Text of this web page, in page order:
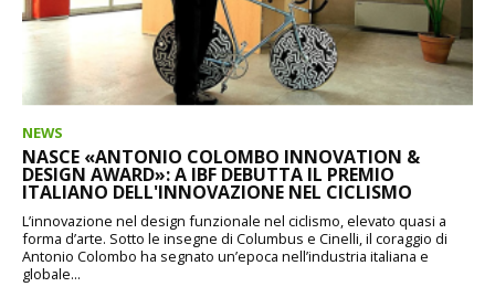
NEWS
NASCE «ANTONIO COLOMBO INNOVATION &
DESIGN AWARD»: A IBF DEBUTTA IL PREMIO
ITALIANO DELL'INNOVAZIONE NEL CICLISMO
L’innovazione nel design funzionale nel ciclismo, elevato quasi a
forma d’arte. Sotto le insegne di Columbus e Cinelli, il coraggio di
Antonio Colombo ha segnato un’epoca nell’industria italiana e
globale...